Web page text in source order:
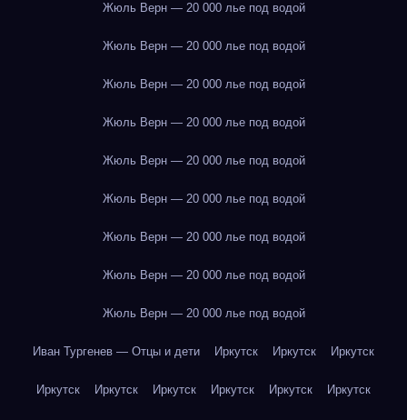
Жюль Верн — 20 000 лье под водой
Жюль Верн — 20 000 лье под водой
Жюль Верн — 20 000 лье под водой
Жюль Верн — 20 000 лье под водой
Жюль Верн — 20 000 лье под водой
Жюль Верн — 20 000 лье под водой
Жюль Верн — 20 000 лье под водой
Жюль Верн — 20 000 лье под водой
Жюль Верн — 20 000 лье под водой
Иван Тургенев — Отцы и дети Иркутск Иркутск Иркутск
Иркутск Иркутск Иркутск Иркутск Иркутск Иркутск